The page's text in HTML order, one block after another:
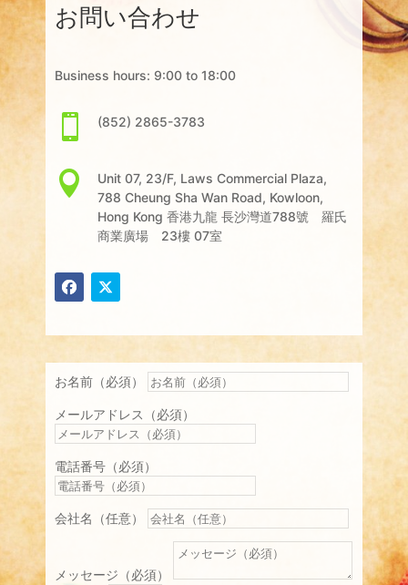
お問い合わせ
Business hours: 9:00 to 18:00
 (852) 2865-3783

Unit 07, 23/F, Laws Commercial Plaza,
788 Cheung Sha Wan Road, Kowloon,
Hong Kong 香港九龍 長沙灣道788號 羅氏
商業廣場 23樓 07室
お名前（必須）
メールアドレス（必須）
電話番号（必須）
会社名（任意）
メッセージ（必須）